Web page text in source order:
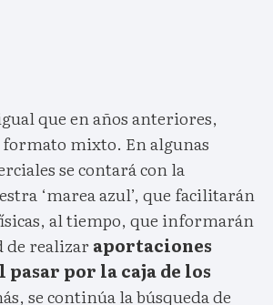
que en años anteriores,
formato mixto. En algunas
se contará con la
‘marea azul’, que facilitarán
al tiempo, que informarán
de realizaraportaciones
pasar por la caja de los
se continúa la búsqueda de